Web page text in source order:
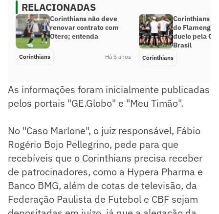
RELACIONADAS
Corinthians não deve
renovar contrato com
Otero; entenda
Corinthians Há 5 anos
Corinthians
do Flamengo
duelo pela
Brasil
Corinthians
As informações foram inicialmente publicadas
pelos portais "GE.Globo" e "Meu Timão".
No "Caso Marlone", o juiz responsável, Fábio
Rogério Bojo Pellegrino, pede para que
recebíveis que o Corinthians precisa receber
de patrocinadores, como a Hypera Pharma e
Banco BMG, além de cotas de televisão, da
Federação Paulista de Futebol e CBF sejam